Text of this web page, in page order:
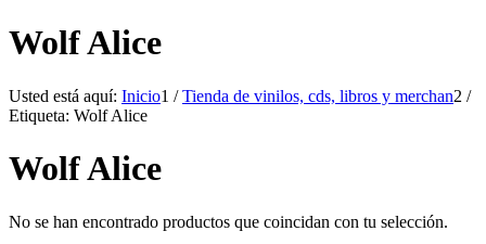
Wolf Alice
Usted está aquí: Inicio1 / Tienda de vinilos, cds, libros y merchan2 /
Etiqueta: Wolf Alice
Wolf Alice
No se han encontrado productos que coincidan con tu selección.